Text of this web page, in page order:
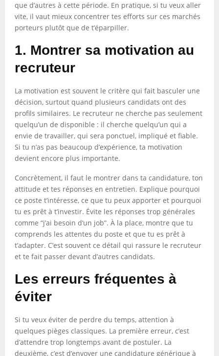
que d’autres à cette période. En pratique, si tu veux aller
vite, il vaut mieux concentrer tes efforts sur ces marchés
porteurs plutôt que de t’éparpiller.
1. Montrer sa motivation au
recruteur
La motivation est souvent le critère qui fait basculer une
décision, surtout quand plusieurs candidats ont des
profils similaires. Le recruteur ne cherche pas seulement
quelqu’un de disponible : il cherche quelqu’un qui a
envie de travailler, qui sera ponctuel, impliqué et fiable.
Si tu n’as pas beaucoup d’expérience, ta motivation
devient encore plus importante.
Concrètement, il faut le montrer dans ta candidature, ton
attitude et tes réponses en entretien. Explique pourquoi
ce poste t’intéresse, ce que tu peux apporter et pourquoi
tu es prêt à t’investir. Évite les réponses trop générales
comme “j’ai besoin d’un job”. À la place, montre que tu
comprends les attentes du poste et que tu es prêt à
t’adapter. C’est souvent ce détail qui rassure le recruteur
et te fait passer devant d’autres candidats.
Les erreurs fréquentes à
éviter
Si tu veux éviter de perdre du temps, attention à
quelques pièges classiques. La première erreur, c’est
d’attendre trop longtemps avant de postuler. La
deuxième, c’est d’envoyer une candidature générique à